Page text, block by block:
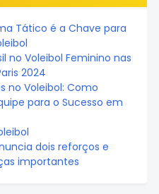
Tático é a Chave para
no Voleibol Feminino nas
2024
no Voleibol: Como
para o Sucesso em
dois reforços e
importantes